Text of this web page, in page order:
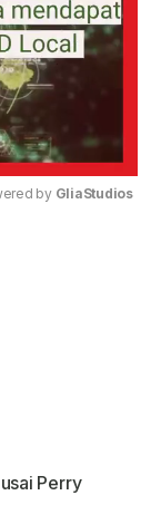
by GliaStudios
Perry